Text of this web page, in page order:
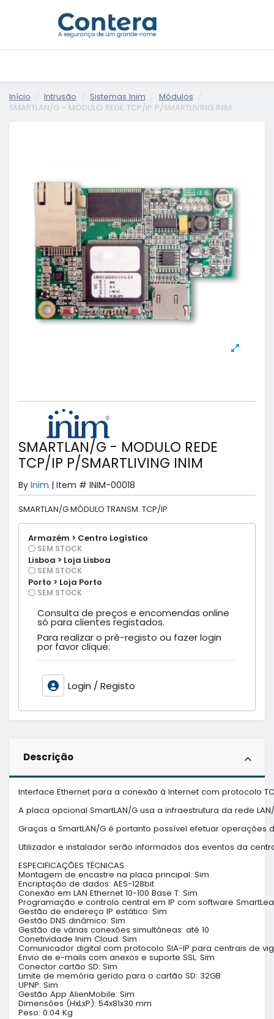
Início Intrusão Sistemas Inim
Módulos
SMARTLAN/G - MODULO REDE TCP/IP P/SMARTLIVING INIM
SMARTLAN/G - MODULO REDE
TCP/IP P/SMARTLIVING INIM
By Inim | Item # INIM-00018
SMARTLAN/G MÓDULO TRANSM. TCP/IP
Armazém > Centro Logístico
SEM STOCK
Lisboa > Loja Lisboa
SEM STOCK
Porto > Loja Porto
SEM STOCK
Consulta de preços e encomendas online
só para clientes registados.
Para realizar o pré-registo ou fazer login
por favor clique:
Login / Registo
Descrição
Interface Ethernet para a conexão à Internet com protocolo
A placa opcional SmartLAN/G usa a infraestrutura da rede
Graças a SmartLAN/G é portanto possível efetuar
Utilizador e instalador serão informados dos eventos da
ESPECIFICAÇÕES TÉCNICAS
Montagem de encastre na placa principal: Sim
Encriptação de dados: AES-128bit
Conexão em LAN Ethernet 10-100 Base T: Sim
Programação e controlo central em IP com software
Gestão de endereço IP estático: Sim
Gestão DNS dinâmico: Sim
Gestão de várias conexões simultâneas: até 10
Conetividade Inim Cloud: Sim
Comunicador digital com protocolo SIA-IP para centrais de
Envio de e-mails com anexos e suporte SSL: Sim
Conector cartão SD: Sim
Limite de memória gerido para o cartão SD: 32GB
UPNP: Sim
Gestão App AlienMobile: Sim
Dimensões (HxLxP): 54x81x30 mm
Peso: 0.04 Kg